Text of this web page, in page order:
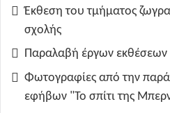
Έκθεση του τμήματος
σχολής
Παραλαβή έργων εκθέσεων
Φωτογραφίες από την
εφήβων "Το σπίτι της